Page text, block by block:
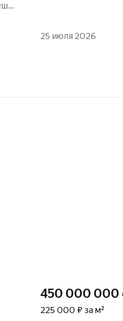
25 июля 2026
450 000 000
225 000 ₽ за м²